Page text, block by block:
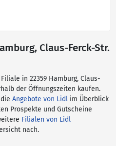
Claus-Ferck-Str.
in 22359 Hamburg, Claus-
der Öffnungszeiten kaufen.
Angebote von Lidl im Überblick
Prospekte und Gutscheine
Filialen von Lidl
nach.